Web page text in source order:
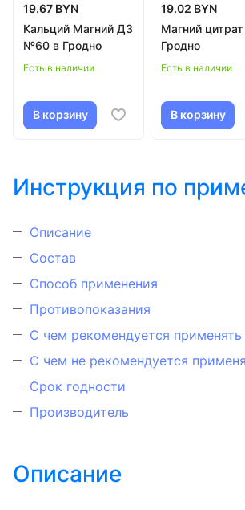
19.67 BYN
Кальций Магний Д3
№60 в Гродно
Есть в наличии
В корзину
19.02 BYN
Магний
Гродно
Есть в наличии
В корзину
Инструкция по
Описание
Состав
Способ применения
Противопоказания
С чем рекомендуется применять
С чем не рекомендуется
Срок годности
Производитель
Описание